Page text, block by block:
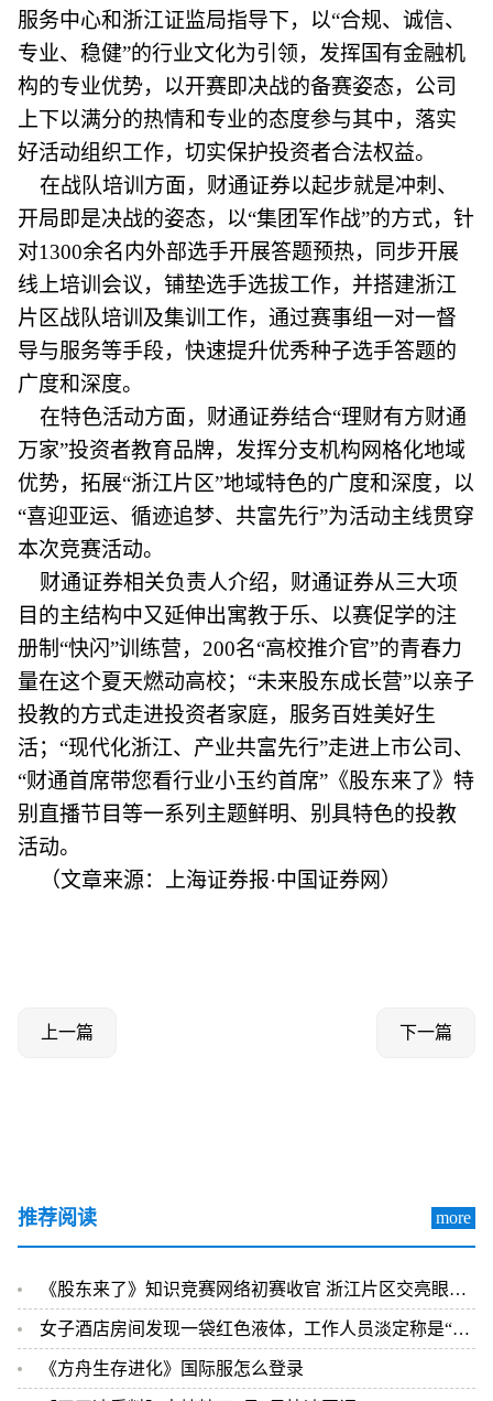
服务中心和浙江证监局指导下，以“合规、诚信、
专业、稳健”的行业文化为引领，发挥国有金融机
构的专业优势，以开赛即决战的备赛姿态，公司
上下以满分的热情和专业的态度参与其中，落实
好活动组织工作，切实保护投资者合法权益。
在战队培训方面，财通证券以起步就是冲刺、
开局即是决战的姿态，以“集团军作战”的方式，针
对1300余名内外部选手开展答题预热，同步开展
线上培训会议，铺垫选手选拔工作，并搭建浙江
片区战队培训及集训工作，通过赛事组一对一督
导与服务等手段，快速提升优秀种子选手答题的
广度和深度。
在特色活动方面，财通证券结合“理财有方财通
万家”投资者教育品牌，发挥分支机构网格化地域
优势，拓展“浙江片区”地域特色的广度和深度，以
“喜迎亚运、循迹追梦、共富先行”为活动主线贯穿
本次竞赛活动。
财通证券相关负责人介绍，财通证券从三大项
目的主结构中又延伸出寓教于乐、以赛促学的注
册制“快闪”训练营，200名“高校推介官”的青春力
量在这个夏天燃动高校；“未来股东成长营”以亲子
投教的方式走进投资者家庭，服务百姓美好生
活；“现代化浙江、产业共富先行”走进上市公司、
“财通首席带您看行业小玉约首席”《股东来了》特
别直播节目等一系列主题鲜明、别具特色的投教
活动。
（文章来源：上海证券报·中国证券网）
上一篇 下一篇
推荐阅读 more
《股东来了》知识竞赛网络初赛收官 浙江片区交亮眼答卷_世界消息
女子酒店房间发现一袋红色液体，工作人员淡定称是“流产胎儿”，真相查明后恶心坏了！ 全球新动态
《方舟生存进化》国际服怎么登录